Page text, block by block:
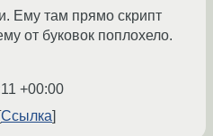
Ему там прямо скрипт
от буковок поплохело.
+00:00
Ссылка